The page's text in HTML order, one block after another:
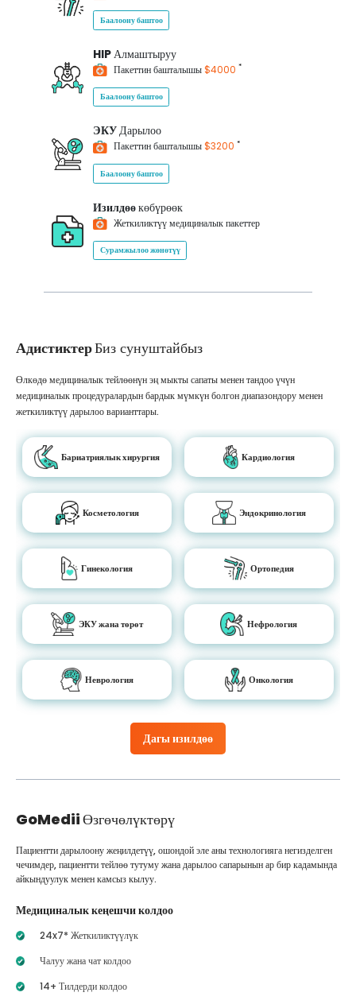
Баалоону баштоо
HIPАлмаштыруу
Пакеттин башталышы$4000 *
Баалоону баштоо
ЭКУДарылоо
Пакеттин башталышы$3200 *
Баалоону баштоо
Изилдөөкөбүрөөк
Жеткиликтүү медициналык пакеттер
Сурамжылоо жөнөтүү
АдистиктерБиз сунуштайбыз
Дагы изилдөө
Өлкөдө медициналык тейлөөнүн эң мыкты сапаты менен тандоо үчүн
медициналык процедуралардын бардык мүмкүн болгон диапазондору менен
жеткиликтүү дарылоо варианттары.
Бариатриялык хирургия Кардиология
Косметология Эндокринология
Гинекология Ортопедия
ЭКУ жана төрөт Нефрология
Неврология Онкология
GoMediiӨзгөчөлүктөрү
Пациентти дарылоону жеңилдетүү, ошондой эле аны технологияга негизделген
чечимдер, пациентти тейлөө тутуму жана дарылоо сапарынын ар бир кадамында
айкындуулук менен камсыз кылуу.
Медициналык кеңешчи колдоо
24x7* Жеткиликтүүлүк
Чалуу жана чат колдоо
14+ Тилдерди колдоо